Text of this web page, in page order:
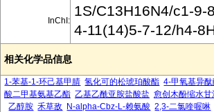
InChI:
1S/C13H16N4/c1-9-
4-11(14)5-7-12/h4-
相关化学品信息
1-苯基-1-环己基甲腈 氢化可的松琥珀酸酯 4-甲氧基异酞
酸二甲基氨基乙酯 乙基乙酰亚胺盐酸盐 愈创木酚缩水甘
乙醇胺 禾草敌 N-alpha-Cbz-L-赖氨酸 2,3-二氯喹喔啉